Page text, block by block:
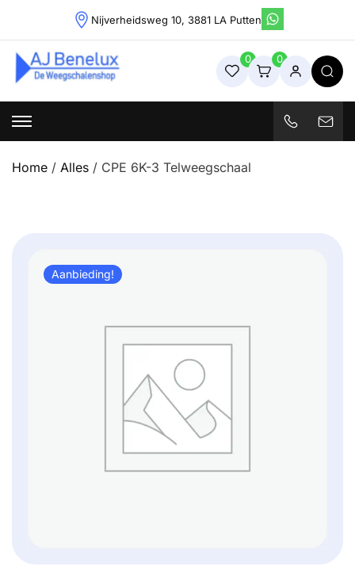
content
Nijverheidsweg 10, 3881 LA Putten
Weegschalenshop | Precisieweegschalen & Industriële
Weegoplossingen
0 0
Home / Alles / CPE 6K-3 Telweegschaal
Aanbieding!